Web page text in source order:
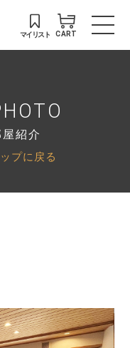
マイリスト CART
紹介
プに戻る